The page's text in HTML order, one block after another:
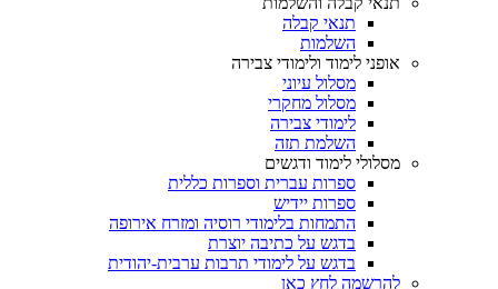
תנאי קבלה
השלמות
אופני לימוד ולימודי צבירה
מסלול עיוני
מסלול מחקרי
לימודי צבירה
השלמת תזה
מסלולי לימוד ודגשים
ספרות עברית וספרות כללית
ספרות יידיש
התמחות בלימודי רוסיה ומזרח אירופה
בדגש על כתיבה יוצרת
בדגש על לימודי תרבות ערבית-יהודית
להרשמה לחץ כאן